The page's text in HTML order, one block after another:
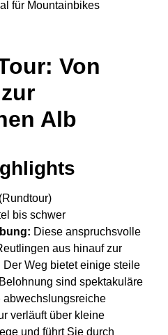
für Mountainbikes
Von
Alb
bis schwer
Diese anspruchsvolle
aus hinauf zur
Weg bietet einige steile
sind spektakuläre
verläuft über kleine
und führt Sie durch